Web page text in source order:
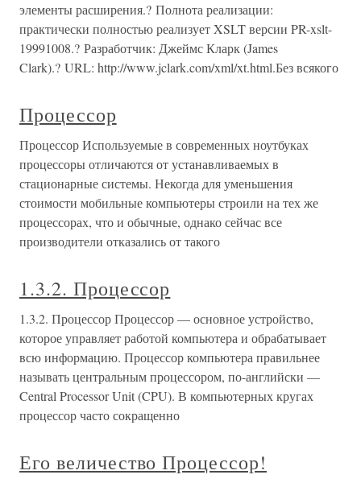
элементы расширения.? Полнота реализации:
практически полностью реализует XSLT версии PR-xslt-
19991008.? Разработчик: Джеймс Кларк (James
Clark).? URL: http://www.jclark.com/xml/xt.html.Без всякого
Процессор
Процессор Используемые в современных ноутбуках
процессоры отличаются от устанавливаемых в
стационарные системы. Некогда для уменьшения
стоимости мобильные компьютеры строили на тех же
процессорах, что и обычные, однако сейчас все
производители отказались от такого
1.3.2. Процессор
1.3.2. Процессор Процессор — основное устройство,
которое управляет работой компьютера и обрабатывает
всю информацию. Процессор компьютера правильнее
называть центральным процессором, по-английски —
Central Processor Unit (CPU). В компьютерных кругах
процессор часто сокращенно
Его величество Процессор!